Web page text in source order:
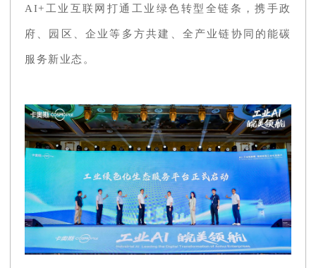
AI+工业互联网打通工业绿色转型全链条，携手政
府、园区、企业等多方共建、全产业链协同的能碳
服务新业态。